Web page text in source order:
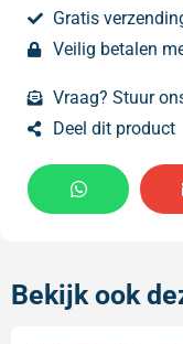
Gratis
Veilig betalen
Vraag? Stuur
Deel dit product
Bekijk ook